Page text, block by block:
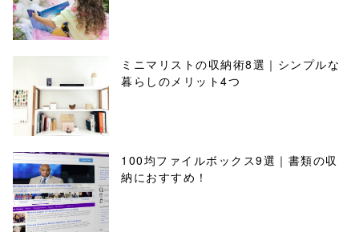
ミニマリストの収納術8選｜シンプルな
暮らしのメリット4つ
100均ファイルボックス9選｜書類の収
納におすすめ！